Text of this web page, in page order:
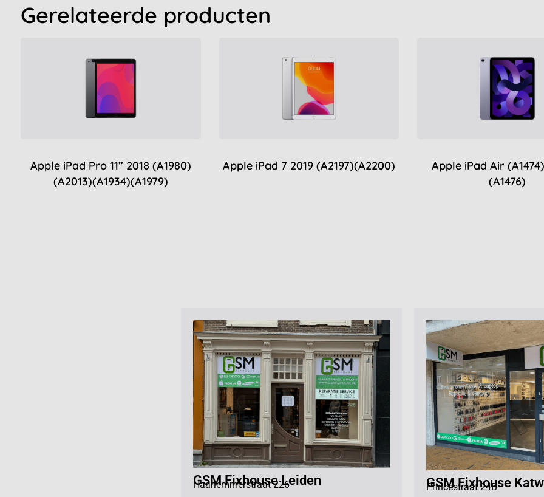
Gerelateerde producten
Apple iPad Pro 11” 2018 (A1980)
(A2013)(A1934)(A1979)
Apple iPad 7 2019 (A2197)(A2200)
Apple iPad Air
(A1476)
GSM Fixhouse Leiden
Haarlemmerstraat 226
GSM Fixhouse
Princestraat 24B